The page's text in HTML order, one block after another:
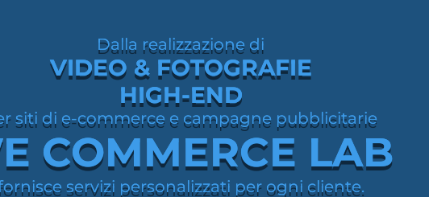
Dalla realizzazione di
VIDEO & FOTOGRAFIE
HIGH-END
siti di e-commerce e campagne pubblicitarie
COMMERCE LAB
servizi personalizzati per ogni cliente.
Dalla realizzazione di
VIDEO & FOTOGRAFIE
HIGH-END
siti di e-commerce e campagne pubblicitarie
COMMERCE LAB
servizi personalizzati per ogni cliente.